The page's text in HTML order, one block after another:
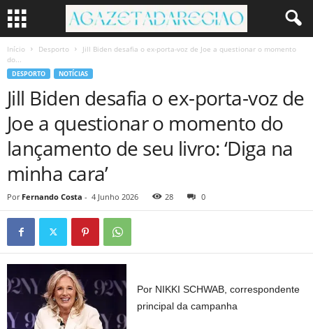
Início Desporto
Jill Biden desafia o ex-porta-voz de Joe a questionar o momento
do...
DESPORTO NOTÍCIAS
Jill Biden desafia o ex-porta-voz de
Joe a questionar o momento do
lançamento de seu livro: ‘Diga na
minha cara’
Por Fernando Costa - 4 Junho 2026 28 0
Por NIKKI SCHWAB, correspondente
principal da campanha